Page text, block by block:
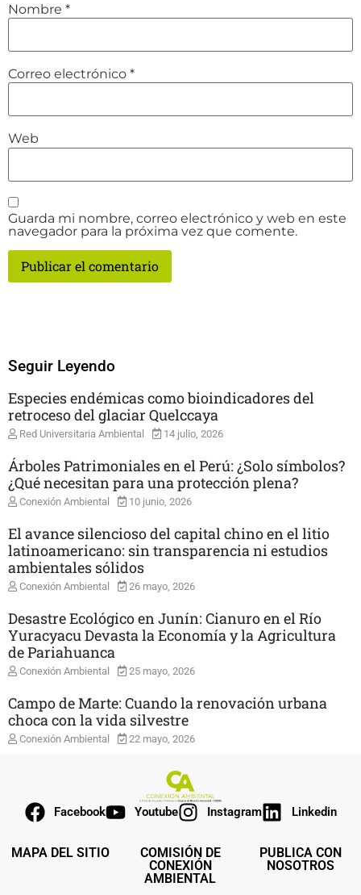
Nombre *
Correo electrónico *
Web
Guarda mi nombre, correo electrónico y web en este
navegador para la próxima vez que comente.
Seguir Leyendo
Especies endémicas como bioindicadores del
retroceso del glaciar Quelccaya
Red Universitaria Ambiental 14 julio, 2026
Árboles Patrimoniales en el Perú: ¿Solo símbolos?
¿Qué necesitan para una protección plena?
Conexión Ambiental 10 junio, 2026
El avance silencioso del capital chino en el litio
latinoamericano: sin transparencia ni estudios
ambientales sólidos
Conexión Ambiental 26 mayo, 2026
Desastre Ecológico en Junín: Cianuro en el Río
Yuracyacu Devasta la Economía y la Agricultura
de Pariahuanca
Conexión Ambiental 25 mayo, 2026
Campo de Marte: Cuando la renovación urbana
choca con la vida silvestre
Conexión Ambiental 22 mayo, 2026
Facebook Youtube Instagram Linkedin
MAPA DEL SITIO
COMISIÓN DE
CONEXIÓN
AMBIENTAL
PUBLICA CON
NOSOTROS